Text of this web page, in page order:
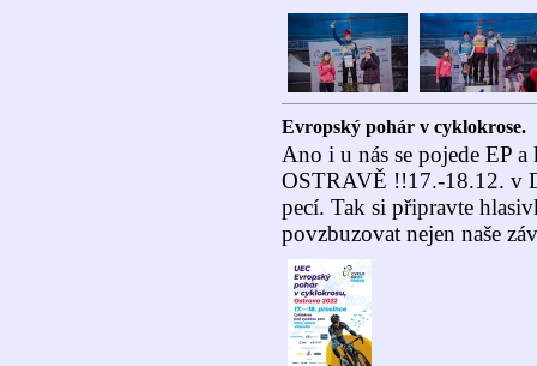
Evropský pohár v cyklokrose.
Ano i u nás se pojede EP
OSTRAVĚ !!17.-18.12. v
pecí. Tak si připravte
povzbuzovat nejen naše